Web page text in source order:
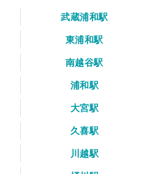
武蔵浦和駅
東浦和駅
南越谷駅
浦和駅
大宮駅
久喜駅
川越駅